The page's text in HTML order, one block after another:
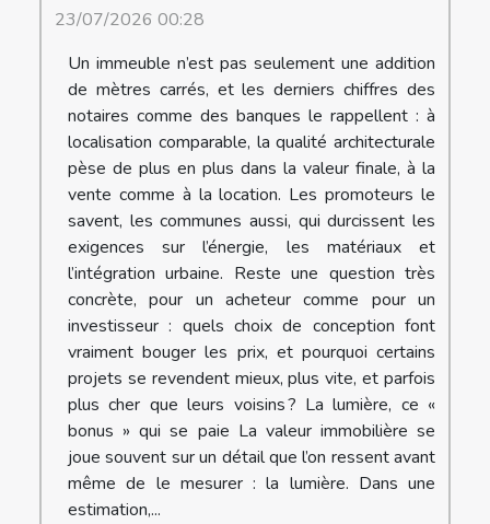
23/07/2026 00:28
Un immeuble n’est pas seulement une addition
de mètres carrés, et les derniers chiffres des
notaires comme des banques le rappellent : à
localisation comparable, la qualité architecturale
pèse de plus en plus dans la valeur finale, à la
vente comme à la location. Les promoteurs le
savent, les communes aussi, qui durcissent les
exigences sur l’énergie, les matériaux et
l’intégration urbaine. Reste une question très
concrète, pour un acheteur comme pour un
investisseur : quels choix de conception font
vraiment bouger les prix, et pourquoi certains
projets se revendent mieux, plus vite, et parfois
plus cher que leurs voisins ? La lumière, ce «
bonus » qui se paie La valeur immobilière se
joue souvent sur un détail que l’on ressent avant
même de le mesurer : la lumière. Dans une
estimation,...